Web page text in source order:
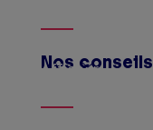
Nos conseils
Afficher